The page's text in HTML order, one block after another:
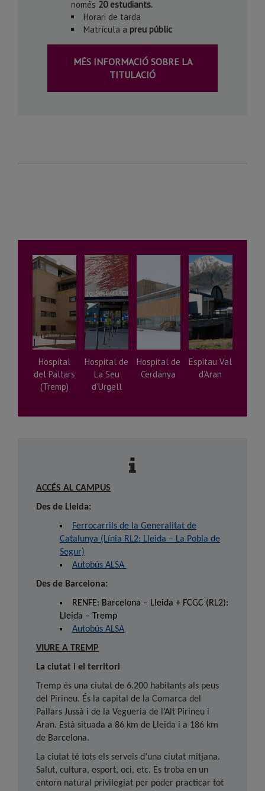
només 20 estudiants.
Horari de tarda
Matrícula a preu públic
MÉS INFORMACIÓ SOBRE LA
TITULACIÓ
Hospital
del Pallars
(Tremp)
Hospital de
La Seu
d’Urgell
Hospital de
Cerdanya
Espitau Val
d’Aran
ACCÉS AL CAMPUS
Des de Lleida:
Ferrocarrils de la Generalitat de
Catalunya (Línia RL2: Lleida – La Pobla de
Segur)
Autobús ALSA
Des de Barcelona:
RENFE: Barcelona – Lleida + FCGC (RL2):
Lleida – Tremp
Autobús ALSA
VIURE A TREMP
La ciutat i el territori
Tremp és una ciutat de 6.200 habitants als peus
del Pirineu. És la capital de la Comarca del
Pallars Jussà i de la Vegueria de l’Alt Pirineu i
Aran. Està situada a 86 km de Lleida i a 186 km
de Barcelona.
La ciutat té tots els serveis d’una ciutat mitjana.
Salut, cultura, esport, oci, etc. Es troba en un
entorn natural privilegiat per poder practicar tot